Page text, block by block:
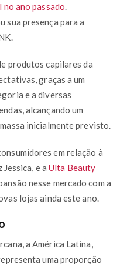
ano passado
sua presença para a
produtos capilares da
graças a um
e a diversas
alcançando um
inicialmente previsto.
em relação à
Jessica, e aUlta Beauty
nesse mercado com a
lojas ainda este ano.
a América Latina,
uma proporção